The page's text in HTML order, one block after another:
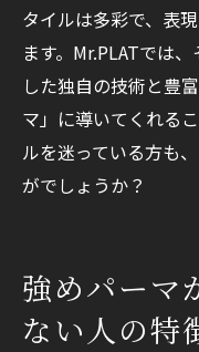
タイルは多彩で、表
ます。Mr.PLATでは
した独自の技術と豊
マ」に導いてくれる
ルを迷っている方も
がでしょうか？
強めパーマ
ない人の特